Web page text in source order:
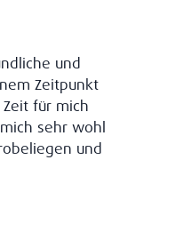
und
Zeitpunkt
für mich
sehr wohl
und